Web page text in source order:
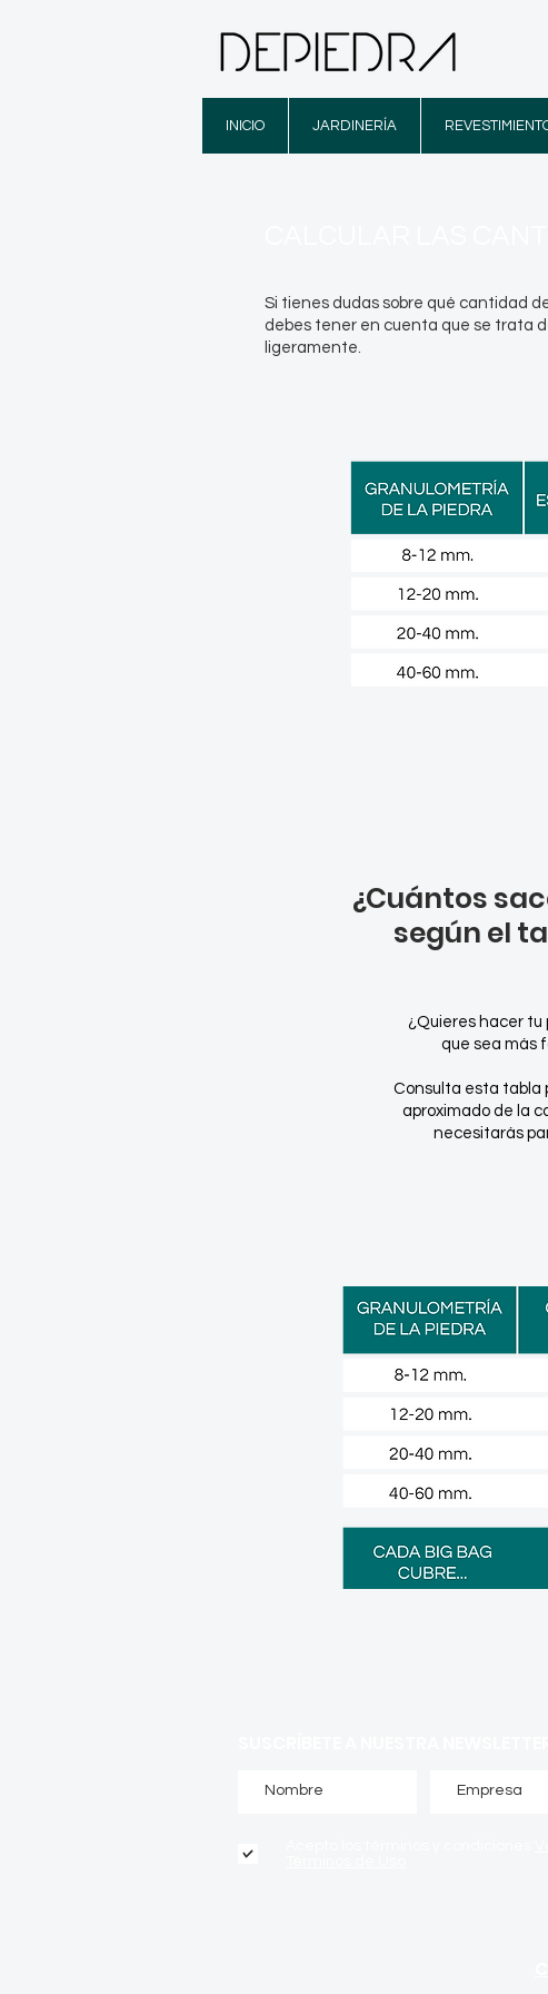
INICIO JARDINERÍA
Si tienes dudas sobre qué cantidad
debes tener en cuenta que se trata
ligeramente.
¿Cuántos
según el
¿Quieres hacer tu
que sea más
Consulta esta tabla
aproximado de la
necesitarás